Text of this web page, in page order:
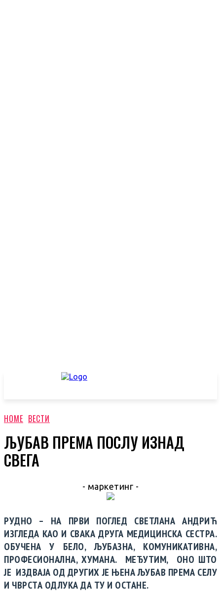
HOME ВЕСТИ
ЉУБАВ ПРЕМА ПОСЛУ ИЗНАД
СВЕГА
- маркетинг -
РУДНО – НА ПРВИ ПОГЛЕД СВЕТЛАНА АНДРИЋ
ИЗГЛЕДА КАО И СВАКА ДРУГА МЕДИЦИНСКА СЕСТРА.
ОБУЧЕНА У БЕЛО, ЉУБАЗНА, КОМУНИКАТИВНА,
ПРОФЕСИОНАЛНА, ХУМАНА. МЕЂУТИМ, ОНО ШТО
ЈЕ ИЗДВАЈА ОД ДРУГИХ ЈЕ ЊЕНА ЉУБАВ ПРЕМА СЕЛУ
И ЧВРСТА ОДЛУКА ДА ТУ И ОСТАНЕ.